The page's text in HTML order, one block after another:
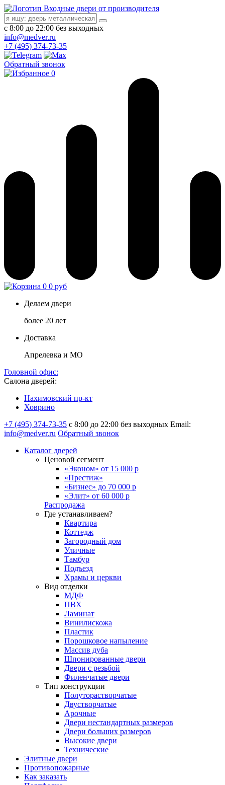
Входные двери от производителя
с 8:00 до 22:00 без выходных
info@medver.ru
+7 (495) 374-73-35
Обратный звонок
0
0 0 руб
Делаем двери
более 20 лет
Доставка
Апрелевка и МО
Головной офис:
Салона дверей:
Нахимовский пр-кт
Ховрино
+7 (495) 374-73-35 с 8:00 до 22:00 без выходных Email:
info@medver.ru Обратный звонок
Каталог дверей
Ценовой сегмент
«Эконом» от 15 000 р
«Престиж»
«Бизнес» до 70 000 р
«Элит» от 60 000 р
Распродажа
Где устанавливаем?
Квартира
Коттедж
Загородный дом
Уличные
Тамбур
Подъезд
Храмы и церкви
Вид отделки
МДФ
ПВХ
Ламинат
Винилискожа
Пластик
Порошковое напыление
Массив дуба
Шпонированные двери
Двери с резьбой
Филенчатые двери
Тип конструкции
Полуторастворчатые
Двустворчатые
Арочные
Двери нестандартных размеров
Двери больших размеров
Высокие двери
Технические
Элитные двери
Противопожарные
Как заказать